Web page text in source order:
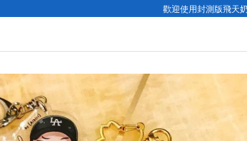
歡迎使用封測版飛天